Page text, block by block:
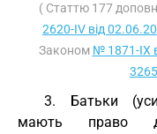
( Статтю 177
2620-IV від
Законом № 1871-IX
3. Батьки
мають право